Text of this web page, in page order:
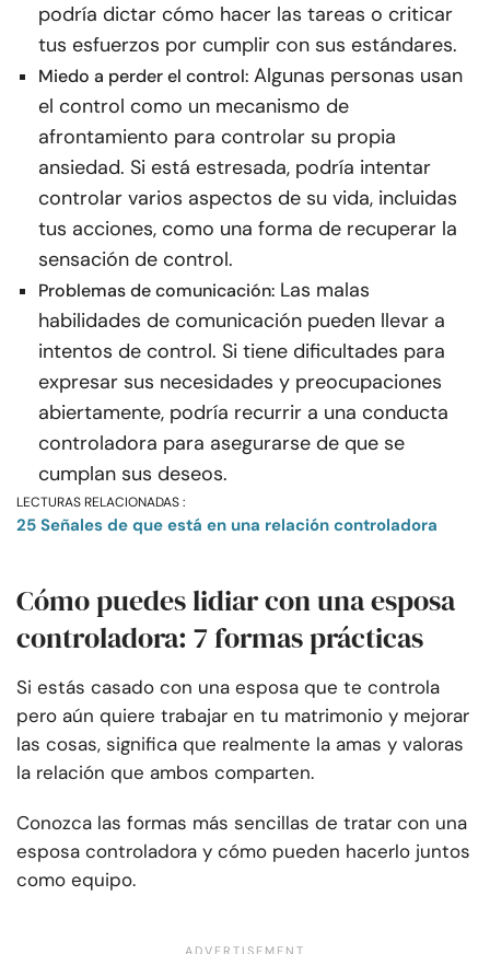
podría dictar cómo hacer las tareas o criticar
tus esfuerzos por cumplir con sus estándares.
Miedo a perder el control: Algunas personas usan
el control como un mecanismo de
afrontamiento para controlar su propia
ansiedad. Si está estresada, podría intentar
controlar varios aspectos de su vida, incluidas
tus acciones, como una forma de recuperar la
sensación de control.
Problemas de comunicación: Las malas
habilidades de comunicación pueden llevar a
intentos de control. Si tiene dificultades para
expresar sus necesidades y preocupaciones
abiertamente, podría recurrir a una conducta
controladora para asegurarse de que se
cumplan sus deseos.
LECTURAS RELACIONADAS :
25 Señales de que está en una relación controladora
Cómo puedes lidiar con una esposa
controladora: 7 formas prácticas
Si estás casado con una esposa que te controla
pero aún quiere trabajar en tu matrimonio y mejorar
las cosas, significa que realmente la amas y valoras
la relación que ambos comparten.
Conozca las formas más sencillas de tratar con una
esposa controladora y cómo pueden hacerlo juntos
como equipo.